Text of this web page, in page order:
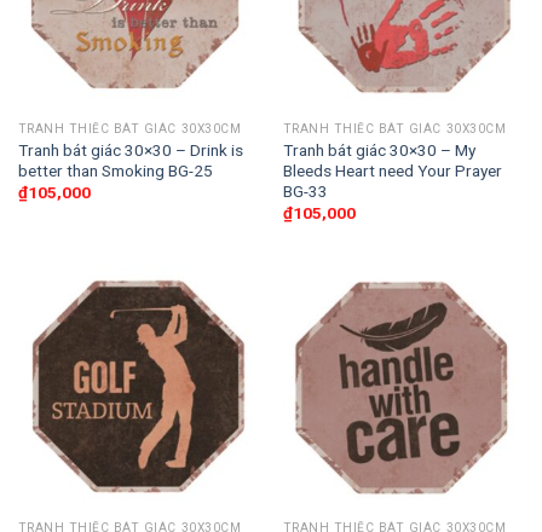
TRANH THIẾC BÁT GIÁC 30X30CM
Tranh bát giác 30×30 – Drink is
better than Smoking BG-25
₫105,000
TRANH THIẾC BÁT GIÁC 30X30CM
Tranh bát giác 30×30 – My
Bleeds Heart need Your Prayer
BG-33
₫105,000
TRANH THIẾC BÁT GIÁC 30X30CM TRANH THIẾC BÁT GIÁC 30X30CM